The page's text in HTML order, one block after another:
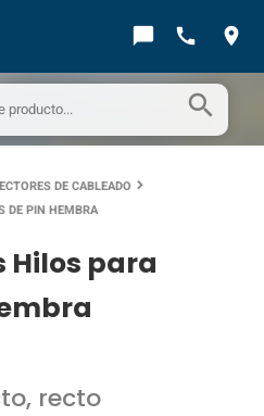
chat_bubble call location_on
search
DE CABLEADO keyboard_arrow_right
DE PIN HEMBRA
Hilos para
recto